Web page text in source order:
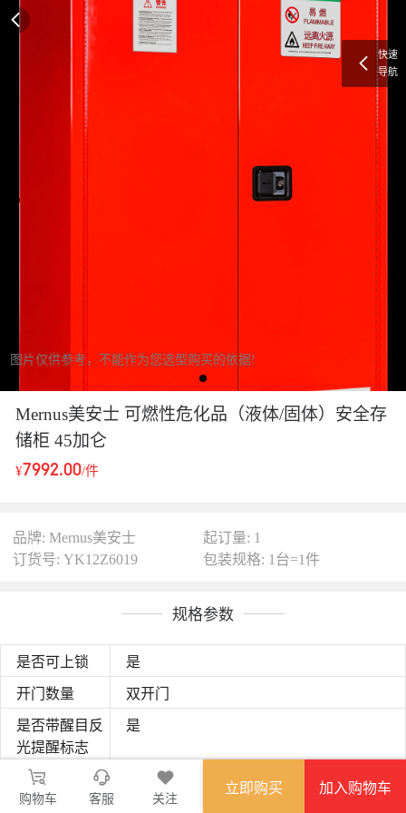
图片仅供参考，不能作为您选型购买的依据!
Mernus美安士 可燃性危化品（液体/固体）安全存
储柜 45加仑
¥7992.00/件
品牌: Mernus美安士
起订量: 1
订货号: YK12Z6019
包装规格: 1台=1件
规格参数
是否可上锁 是
开门数量 双开门
是否带醒目反
光提醒标志
是
容积 45/170
165X110X46
购物车 客服 关注
立即购买 加入购物车
快速
导航